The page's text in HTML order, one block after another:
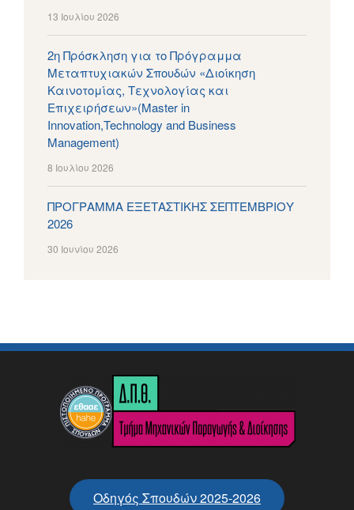
13 Ιουλίου 2026
2η Πρόσκληση για το Πρόγραμμα
Μεταπτυχιακών Σπουδών «Διοίκηση
Καινοτομίας, Τεχνολογίας και
Επιχειρήσεων»(Master in
Innovation,Technology and Business
Management)
8 Ιουλίου 2026
ΠΡΟΓΡΑΜΜΑ ΕΞΕΤΑΣΤΙΚΗΣ ΣΕΠΤΕΜΒΡΙΟΥ
2026
30 Ιουνίου 2026
Οδηγός Σπουδών 2025-2026